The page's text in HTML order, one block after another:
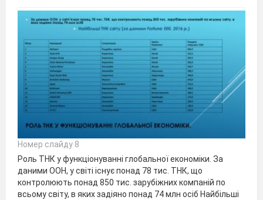
Номер слайду 8
Роль ТНК у функціонуванні глобальної економіки. За
даними ООН, у світі існує понад 78 тис. ТНК, що
контролюють понад 850 тис. зарубіжних компаній по
всьому світу, в яких задіяно понад 74 млн осіб Найбільші